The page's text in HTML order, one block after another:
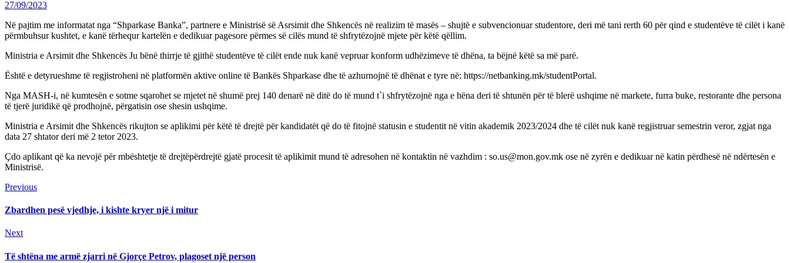
27/09/2023
Në pajtim me informatat nga “Shparkase Banka”, partnere e Ministrisë së Asrsimit dhe Shkencës në realizim të masës – shujtë e subvencionuar studentore, deri më tani rerth 60 për qind e studentëve të cilët i kanë
përmbuhsur kushtet, e kanë tërhequr kartelën e dedikuar pagesore përmes së cilës mund të shfrytëzojnë mjete për këtë qëllim.
Ministria e Arsimit dhe Shkencës Ju bënë thirrje të gjithë studentëve të cilët ende nuk kanë vepruar konform udhëzimeve të dhëna, ta bëjnë këtë sa më parë.
Është e detyrueshme të regjistroheni në platformën aktive online të Bankës Shparkase dhe të azhurnojnë të dhënat e tyre në: https://netbanking.mk/studentPortal.
Nga MASH-i, në kumtesën e sotme sqarohet se mjetet në shumë prej 140 denarë në ditë do të mund t`i shfrytëzojnë nga e hëna deri të shtunën për të blerë ushqime në markete, furra buke, restorante dhe persona
të tjerë juridikë që prodhojnë, përgatisin ose shesin ushqime.
Ministria e Arsimit dhe Shkencës rikujton se aplikimi për këtë të drejtë për kandidatët që do të fitojnë statusin e studentit në vitin akademik 2023/2024 dhe të cilët nuk kanë regjistruar semestrin veror, zgjat nga
data 27 shtator deri më 2 tetor 2023.
Çdo aplikant që ka nevojë për mbështetje të drejtëpërdrejtë gjatë procesit të aplikimit mund të adresohen në kontaktin në vazhdim : so.us@mon.gov.mk ose në zyrën e dedikuar në katin përdhesë në ndërtesën e
Ministrisë.
Continue
Reading
PreviousPrevious
Zbardhen pesë vjedhje, i kishte kryer një i mitur
NextNext
Të shtëna me armë zjarri në Gjorçe Petrov, plagoset një person